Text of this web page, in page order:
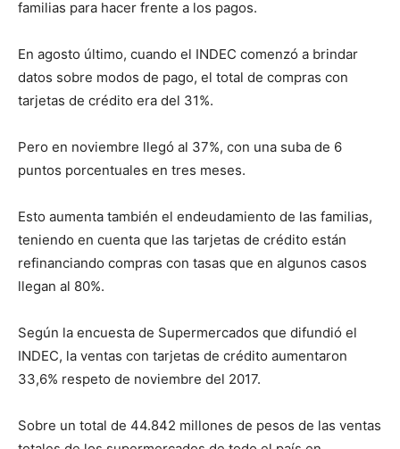
familias para hacer frente a los pagos.
En agosto último, cuando el INDEC comenzó a brindar
datos sobre modos de pago, el total de compras con
tarjetas de crédito era del 31%.
Pero en noviembre llegó al 37%, con una suba de 6
puntos porcentuales en tres meses.
Esto aumenta también el endeudamiento de las familias,
teniendo en cuenta que las tarjetas de crédito están
refinanciando compras con tasas que en algunos casos
llegan al 80%.
Según la encuesta de Supermercados que difundió el
INDEC, la ventas con tarjetas de crédito aumentaron
33,6% respeto de noviembre del 2017.
Sobre un total de 44.842 millones de pesos de las ventas